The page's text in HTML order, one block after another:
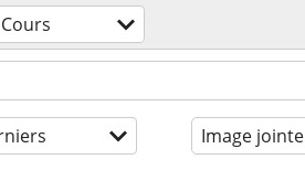
Cours
Image jointe